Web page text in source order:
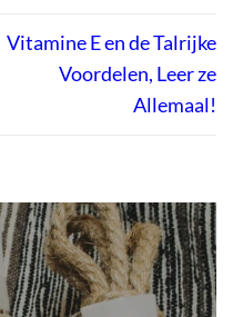
Vitamine E en de Talrijke
Voordelen, Leer ze
Allemaal!